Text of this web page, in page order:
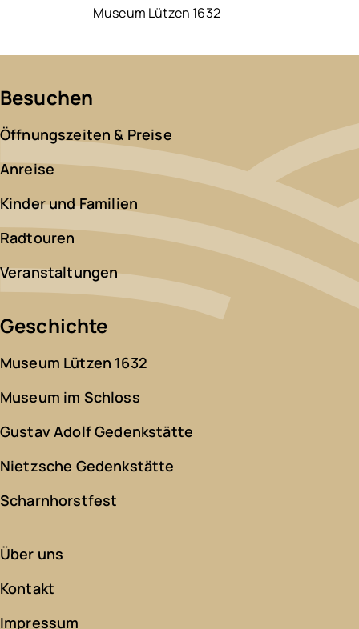
Museum Lützen 1632
Besuchen
Öffnungszeiten & Preise
Anreise
Kinder und Familien
Radtouren
Veranstaltungen
Geschichte
Museum Lützen 1632
Museum im Schloss
Gustav Adolf Gedenkstätte
Nietzsche Gedenkstätte
Scharnhorstfest
Über uns
Kontakt
Impressum